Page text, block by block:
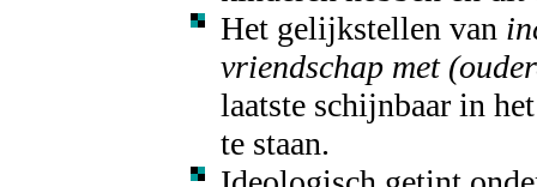
Het gelijkstellen van
vriendschap met
laatste schijnbaar in
te staan.